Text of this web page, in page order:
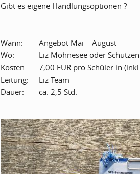
Gibt es eigene Handlungsoptionen ?
Wann:
Angebot Mai – August
Wo:
Liz Möhnesee oder
Kosten:
7,00 EUR pro Schüler:in
Leitung:
Liz-Team
Dauer:
ca. 2,5 Std.